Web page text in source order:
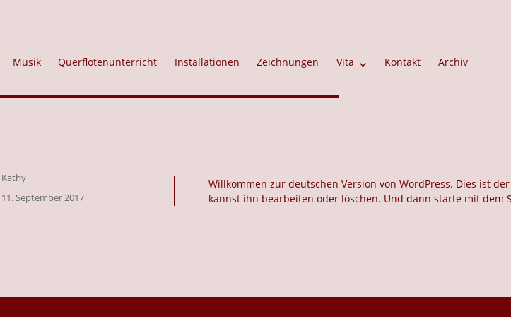
Musik Querflötenunterricht Installationen Zeichnungen Vita Kontakt Archiv
Willkommen zur deutschen Version von WordPress. Dies ist
kannst ihn bearbeiten oder löschen. Und dann starte mit dem
Autor
Kathy
Veröffentlicht
11. September 2017